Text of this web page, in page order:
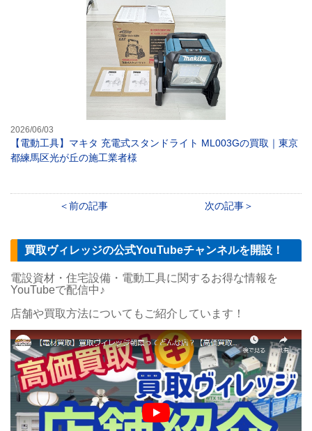
2026/06/03
【電動工具】マキタ 充電式スタンドライト ML003Gの買取｜東京
都練馬区光が丘の施工業者様
前の記事 次の記事
買取ヴィレッジの公式YouTubeチャンネルを開設！
電設資材・住宅設備・電動工具に関するお得な情報を
YouTubeで配信中♪
店舗や買取方法についてもご紹介しています！